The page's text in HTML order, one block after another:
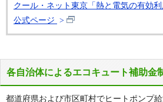
クール・ネット東京「熱と電気の有効
公式ページ
各自治体によるエコキュート補助金
都道府県および市区町村でヒートポンプ